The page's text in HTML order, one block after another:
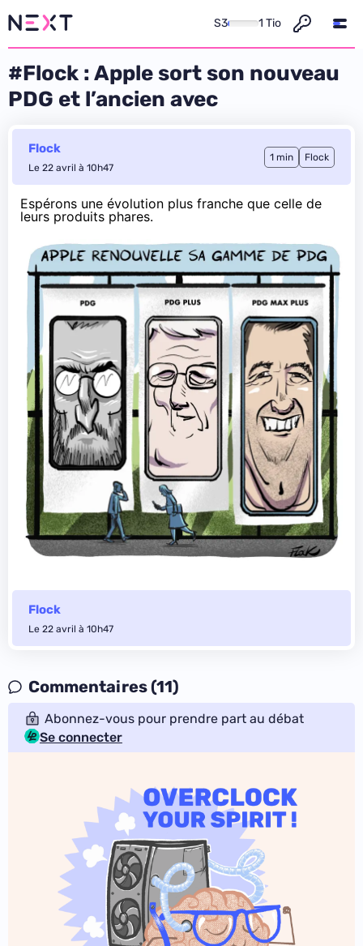
S3 1 Tio
#Flock : Apple sort son nouveau
PDG et l’ancien avec
Flock
Le 22 avril à 10h47
1 min Flock
Espérons une évolution plus franche que celle de
leurs produits phares.
Flock
Le 22 avril à 10h47
Commentaires (11)
Abonnez-vous pour prendre part au débat
Se connecter